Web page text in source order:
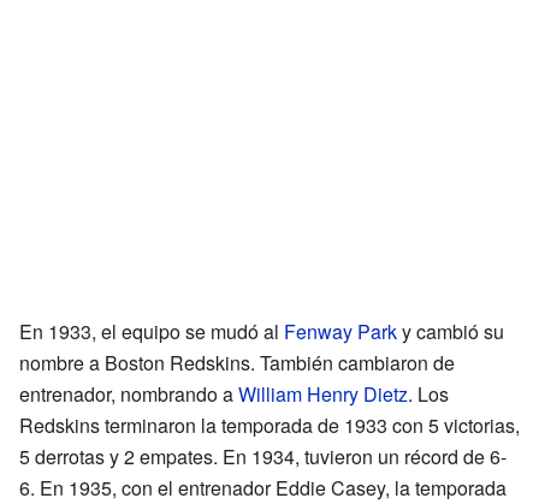
En 1933, el equipo se mudó al Fenway Parky cambió su
nombre a Boston Redskins. También cambiaron de
entrenador, nombrando aWilliam Henry Dietz. Los
Redskins terminaron la temporada de 1933 con 5 victorias,
5 derrotas y 2 empates. En 1934, tuvieron un récord de 6-
6. En 1935, con el entrenador Eddie Casey, la temporada